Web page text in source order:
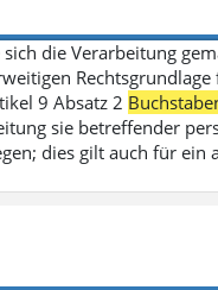
die Verarbeitung
9 Absatz 2
sie betreffender
dies gilt auch für ein